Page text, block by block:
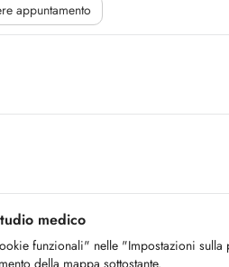
appuntamento
medico
funzionali" nelle "Impostazioni sulla
della mappa sottostante.